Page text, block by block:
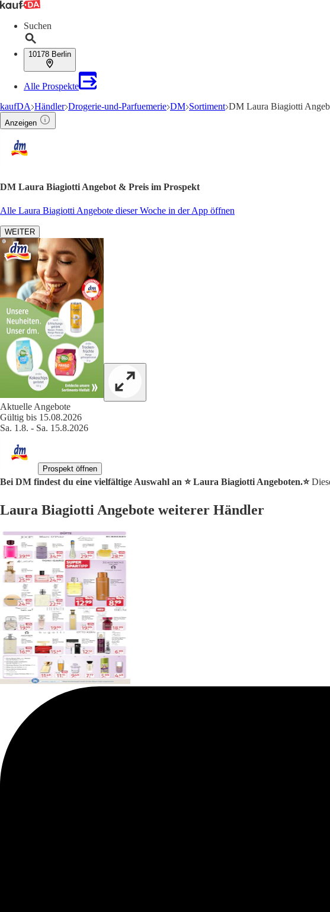
Suchen
10178 Berlin
Alle Prospekte
kaufDA Händler Drogerie-und-Parfuemerie DM Sortiment DM Laura Biagiotti
Anzeigen
DM Laura Biagiotti Angebot & Preis im Prospekt
Alle Laura Biagiotti Angebote dieser Woche in der App öffnen
WEITER
Aktuelle Angebote
Gültig bis 15.08.2026
Sa. 1.8. - Sa. 15.8.2026
Prospekt öffnen
Bei DM findest du eine vielfältige Auswahl an ⭐️ Laura Biagiotti Angeboten.⭐️
Laura Biagiotti Angebote weiterer Händler